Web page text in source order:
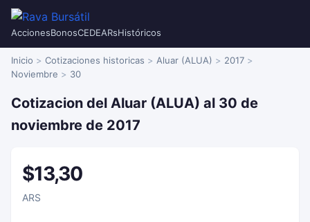
AccionesBonosCEDEARsHistóricos
Inicio Cotizaciones historicas Aluar (ALUA)
2017
Noviembre
30
Cotizacion del Aluar (ALUA) al 30 de
noviembre de 2017
$13,30
ARS